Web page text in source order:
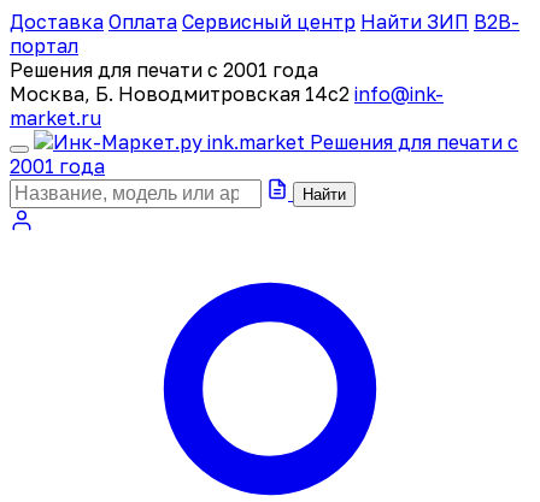
Доставка Оплата Сервисный центр Найти ЗИП B2B-
портал
Решения для печати с 2001 года
Москва, Б. Новодмитровская 14с2 info@ink-
market.ru
ink.market Решения для печати с
2001 года
Найти